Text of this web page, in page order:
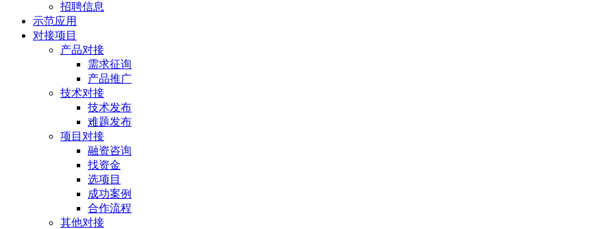
招聘信息
示范应用
对接项目
产品对接
需求征询
产品推广
技术对接
技术发布
难题发布
项目对接
融资咨询
找资金
选项目
成功案例
合作流程
其他对接